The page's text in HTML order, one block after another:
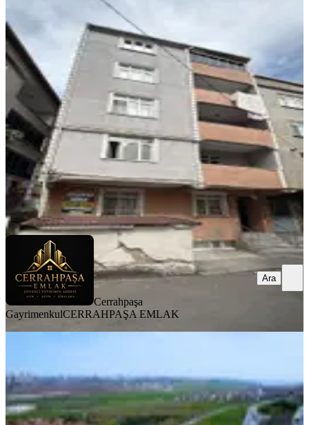
Cerrahpaşa Emlaktan Avcılar
Yeşilkent 210 M² Satılık Müstakil
Bina
Avcılar, Yeşilkent Mahallesi
210 m²·Doğalgaz, Elektrik Hattı +3·73.333/m²
19.06.2026
15.400.000 ₺ 15.650.000 ₺
Cerrahpaşa GayrimenkulCERRAHPAŞA EMLAK
Ara
Cerrahpaşa
GayrimenkulCERRAHPAŞA EMLAK
Ara
Avcılar, Yeşilkent Mahallesi
4490 m²·55.947/m²· 19.06.2026